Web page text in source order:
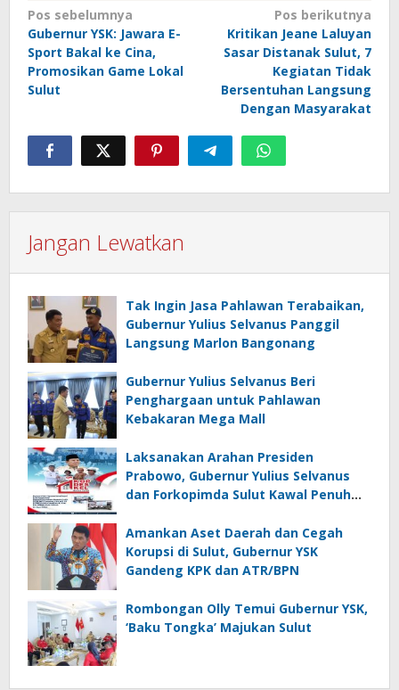
Navigasi
pos
Pos sebelumnya
Gubernur YSK: Jawara E-
Sport Bakal ke Cina,
Promosikan Game Lokal
Sulut
Pos berikutnya
Kritikan Jeane Laluyan
Sasar Distanak Sulut, 7
Kegiatan Tidak
Bersentuhan Langsung
Dengan Masyarakat
Jangan Lewatkan
Tak Ingin Jasa Pahlawan Terabaikan,
Gubernur Yulius Selvanus Panggil
Langsung Marlon Bangonang
Gubernur Yulius Selvanus Beri
Penghargaan untuk Pahlawan
Kebakaran Mega Mall
Laksanakan Arahan Presiden
Prabowo, Gubernur Yulius Selvanus
dan Forkopimda Sulut Kawal Penuh
Amankan Aset Daerah dan Cegah
Korupsi di Sulut, Gubernur YSK
Gandeng KPK dan ATR/BPN
Rombongan Olly Temui Gubernur YSK,
‘Baku Tongka’ Majukan Sulut